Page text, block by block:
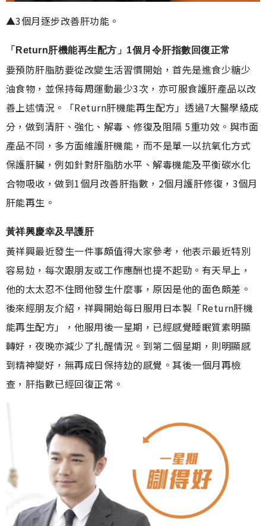
▲3個月逐步改善肝功能。
「Return肝機能再生配方」1個月令肝指數回復正常
要預防肝脂肪要從改變生活習慣開始，首先是進食少糖少
油食物，並保持每周運動最少3次，亦可服食護肝產品以改
善上述情況。「Return肝機能再生配方」透過7大醫學級成
分，做到清肝、強化、解毒、修復及阻隔 5重功效。與市面
產品不同，多方面維護肝機能，而不是單一以抗氧化方式
保護肝臟，例如針對肝脂肪水平、解毒機能及平衡碳水化
合物吸收，做到1個月改善肝指數，2個月護肝修復，3個月
肝能再生。
黃祥興慶幸及早護肝
黃祥興最近發生一件事頗值得大家參考，他表示最近特別
容易攰，每次跟朋友或工作應酬也提不起勁。有天早上，
他的太太忍不住問他發生什麼事，原因是他的面色頗差。
後來經朋友介紹，祥興開始每日服用日本製「Return肝機
能再生配方」，他服用後一星期，已經感覺睡眠質素明顯
轉好，夜晚亦減少了扎醒情況。到第二個星期，則明顯感
到精神變好，無再成日保持攰的感覺。其後一個月再檢
查，肝指數已經回復正常。